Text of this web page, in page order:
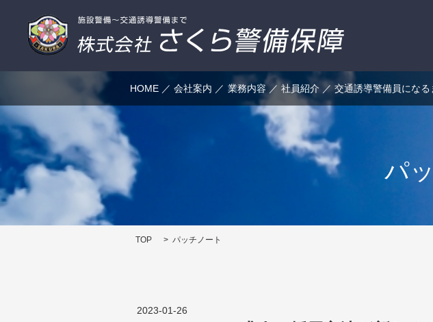
HOME 会社案内 業務内容 社員紹介 交通誘導警備員になる
パ
TOP パッチノート
2023-01-26